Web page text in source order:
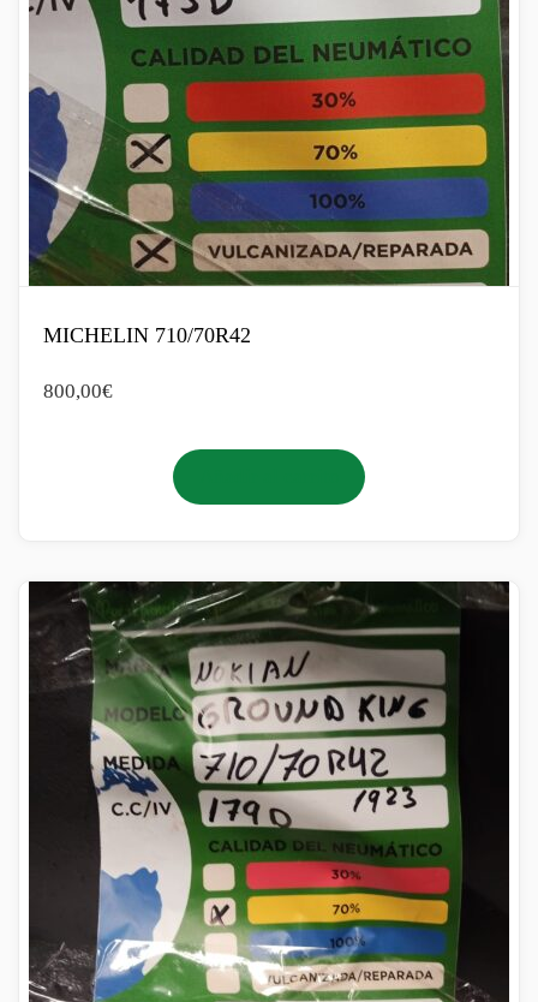
MICHELIN 710/70R42
800,00€